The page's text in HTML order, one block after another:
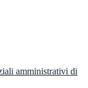
amministrativi di